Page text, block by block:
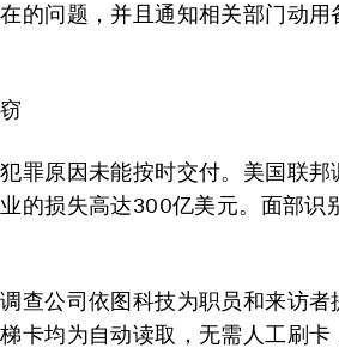
的问题，并且通知相关部门动
罪原因未能按时交付。美国联
的损失高达300亿美元。面部识
查公司依图科技为职员和来访
卡均为自动读取，无需人工刷